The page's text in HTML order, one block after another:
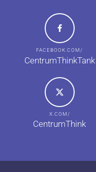
FACEBOOK.COM/
CentrumThinkTank
X.COM/
CentrumThink